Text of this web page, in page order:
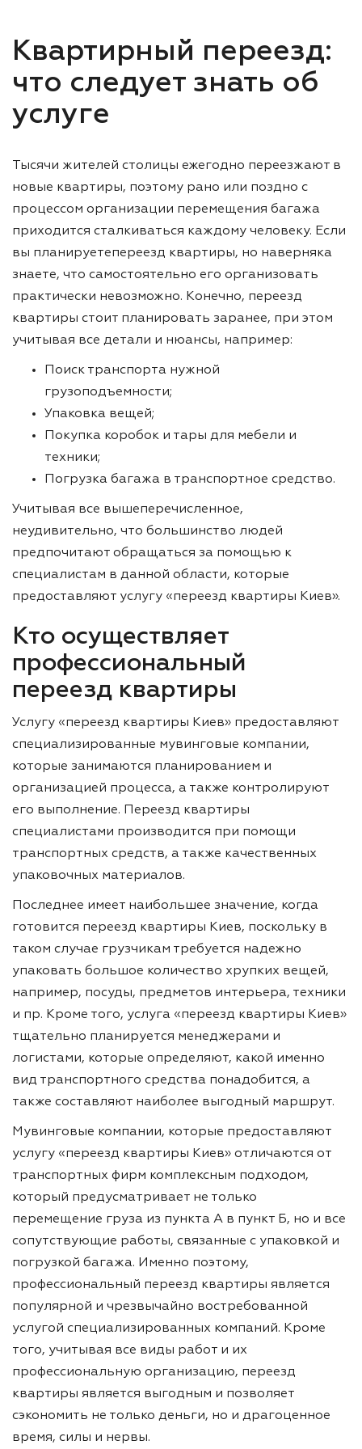
Квартирный переезд:
что следует знать об
услуге
Тысячи жителей столицы ежегодно переезжают в
новые квартиры, поэтому рано или поздно с
процессом организации перемещения багажа
приходится сталкиваться каждому человеку. Если
вы планируетепереезд квартиры, но наверняка
знаете, что самостоятельно его организовать
практически невозможно. Конечно, переезд
квартиры стоит планировать заранее, при этом
учитывая все детали и нюансы, например:
Поиск транспорта нужной
грузоподъемности;
Упаковка вещей;
Покупка коробок и тары для мебели и
техники;
Погрузка багажа в транспортное средство.
Учитывая все вышеперечисленное,
неудивительно, что большинство людей
предпочитают обращаться за помощью к
специалистам в данной области, которые
предоставляют услугу «переезд квартиры Киев».
Кто осуществляет
профессиональный
переезд квартиры
Услугу «переезд квартиры Киев» предоставляют
специализированные мувинговые компании,
которые занимаются планированием и
организацией процесса, а также контролируют
его выполнение. Переезд квартиры
специалистами производится при помощи
транспортных средств, а также качественных
упаковочных материалов.
Последнее имеет наибольшее значение, когда
готовится переезд квартиры Киев, поскольку в
таком случае грузчикам требуется надежно
упаковать большое количество хрупких вещей,
например, посуды, предметов интерьера, техники
и пр. Кроме того, услуга «переезд квартиры Киев»
тщательно планируется менеджерами и
логистами, которые определяют, какой именно
вид транспортного средства понадобится, а
также составляют наиболее выгодный маршрут.
Мувинговые компании, которые предоставляют
услугу «переезд квартиры Киев» отличаются от
транспортных фирм комплексным подходом,
который предусматривает не только
перемещение груза из пункта А в пункт Б, но и все
сопутствующие работы, связанные с упаковкой и
погрузкой багажа. Именно поэтому,
профессиональный переезд квартиры является
популярной и чрезвычайно востребованной
услугой специализированных компаний. Кроме
того, учитывая все виды работ и их
профессиональную организацию, переезд
квартиры является выгодным и позволяет
сэкономить не только деньги, но и драгоценное
время, силы и нервы.